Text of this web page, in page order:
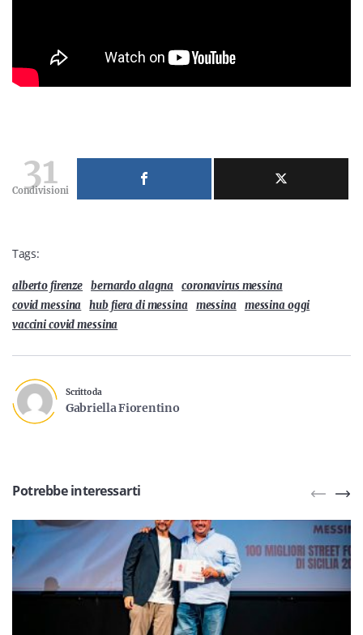
31
Condivisioni
Tags:
alberto firenze bernardo alagna coronavirus messina
covid messina
hub fiera di messina messina messina oggi
vaccini covid messina
Scritto da
Gabriella Fiorentino
Potrebbe interessarti